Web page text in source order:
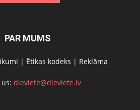
PAR MUMS
| Ētikas kodeks | Reklāma
dieviete@dieviete.lv